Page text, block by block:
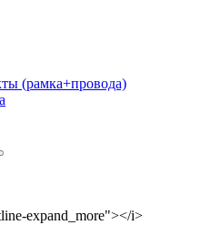
(рамка+провода)
expand_more"></i>